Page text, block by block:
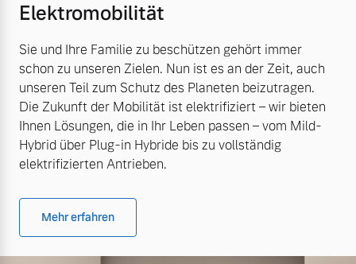
Elektromobilität
Sie und Ihre Familie zu beschützen gehört immer
schon zu unseren Zielen. Nun ist es an der Zeit, auch
unseren Teil zum Schutz des Planeten beizutragen.
Die Zukunft der Mobilität ist elektrifiziert – wir bieten
Ihnen Lösungen, die in Ihr Leben passen – vom Mild-
Hybrid über Plug-in Hybride bis zu vollständig
elektrifizierten Antrieben.
Mehr erfahren